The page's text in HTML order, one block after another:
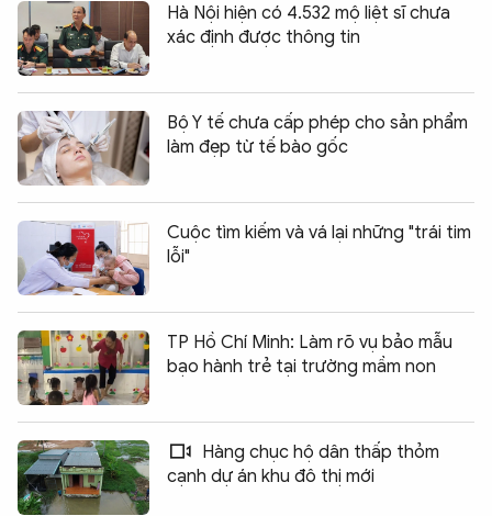
Hà Nội hiện có 4.532 mộ liệt sĩ chưa
xác định được thông tin
Bộ Y tế chưa cấp phép cho sản phẩm
làm đẹp từ tế bào gốc
Cuộc tìm kiếm và vá lại những "trái tim
lỗi"
TP Hồ Chí Minh: Làm rõ vụ bảo mẫu
bạo hành trẻ tại trường mầm non
Hàng chục hộ dân thấp thỏm
cạnh dự án khu đô thị mới